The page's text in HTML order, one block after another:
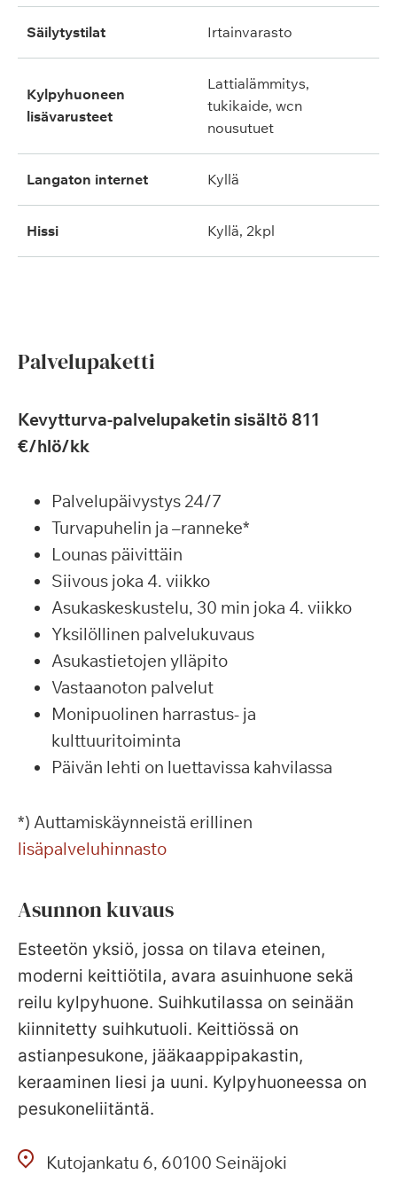
säilytystilat irtainvarasto
kylpyhuoneen
lisävarusteet
lattialämmitys,
tukikaide, wcn
nousutuet
langaton internet kyllä
hissi kyllä, 2kpl
Palvelupaketti
Kevytturva-palvelupaketin sisältö 811
€/hlö/kk
Palvelupäivystys 24/7
Turvapuhelin ja –ranneke*
Lounas päivittäin
Siivous joka 4. viikko
Asukaskeskustelu, 30 min joka 4. viikko
Yksilöllinen palvelukuvaus
Asukastietojen ylläpito
Vastaanoton palvelut
Monipuolinen harrastus- ja
kulttuuritoiminta
Päivän lehti on luettavissa kahvilassa
*) Auttamiskäynneistä erillinen
lisäpalveluhinnasto
Asunnon kuvaus
Esteetön yksiö, jossa on tilava eteinen,
moderni keittiötila, avara asuinhuone sekä
reilu kylpyhuone. Suihkutilassa on seinään
kiinnitetty suihkutuoli. Keittiössä on
astianpesukone, jääkaappipakastin,
keraaminen liesi ja uuni. Kylpyhuoneessa on
pesukoneliitäntä.
Kutojankatu 6 60100 Seinäjoki